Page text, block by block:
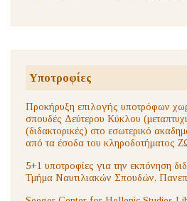
Υποτροφίες
Προκήρυξη επιλογής υποτρόφων
σπουδές Δεύτερου Κύκλου
(διδακτορικές) στο εσωτερικό
από τα έσοδα του
5+1 υποτροφίες για την εκπόνηση
Τμήμα Ναυτιλιακών Σπουδών,